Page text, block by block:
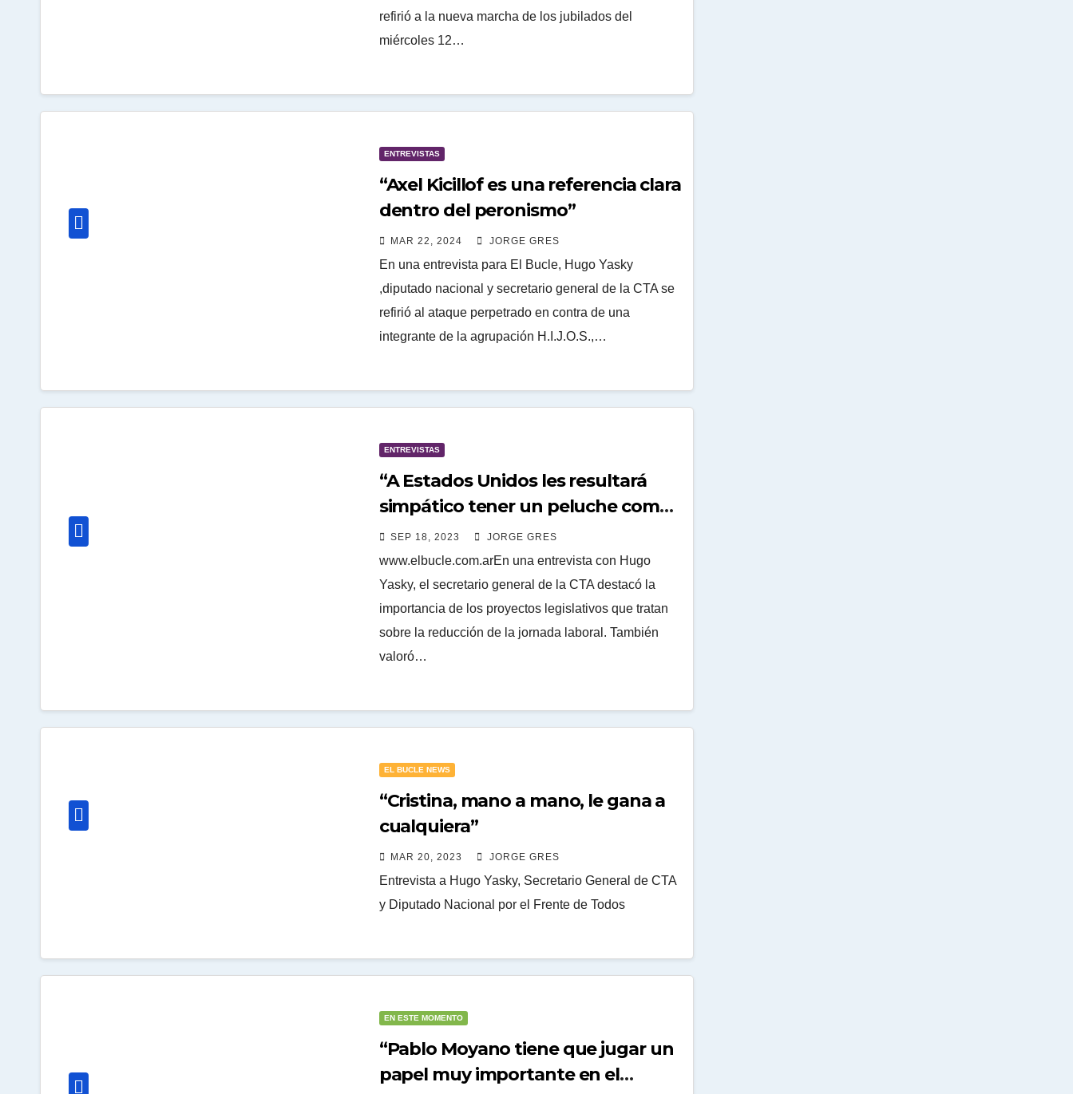
refirió a la nueva marcha de los jubilados del
miércoles 12…
ENTREVISTAS
“Axel Kicillof es una referencia clara
dentro del peronismo”
MAR 22, 2024 JORGE GRES
En una entrevista para El Bucle, Hugo Yasky
,diputado nacional y secretario general de la CTA se
refirió al ataque perpetrado en contra de una
integrante de la agrupación H.I.J.O.S.,…
ENTREVISTAS
“A Estados Unidos les resultará
simpático tener un peluche como
Milei”
SEP 18, 2023 JORGE GRES
www.elbucle.com.arEn una entrevista con Hugo
Yasky, el secretario general de la CTA destacó la
importancia de los proyectos legislativos que tratan
sobre la reducción de la jornada laboral. También
valoró…
EL BUCLE NEWS
“Cristina, mano a mano, le gana a
cualquiera”
MAR 20, 2023 JORGE GRES
Entrevista a Hugo Yasky, Secretario General de CTA
y Diputado Nacional por el Frente de Todos
EN ESTE MOMENTO
“Pablo Moyano tiene que jugar un
papel muy importante en el